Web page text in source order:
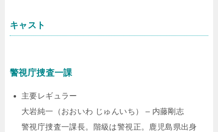
キャスト
警視庁捜査一課
主要レギュラー
大岩純一（おおいわ じゅんいち） – 内藤剛志
警視庁捜査一課長。階級は警視正。鹿児島県出身